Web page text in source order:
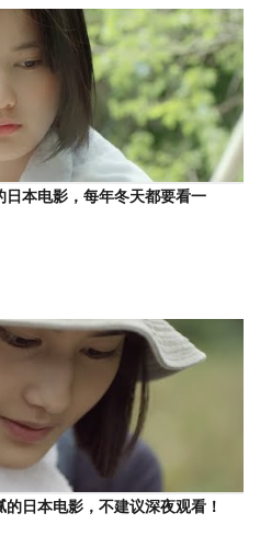
日本电影，每年冬天都要看一
日本电影，不建议深夜观看！